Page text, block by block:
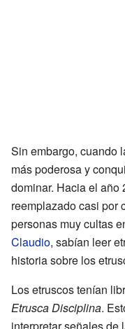
Sin embargo, cuando
más poderosa y
dominar. Hacia el año
reemplazado casi por
personas muy cultas
Claudio, sabían leer
historia sobre los
Los etruscos tenían
Etrusca Disciplina.